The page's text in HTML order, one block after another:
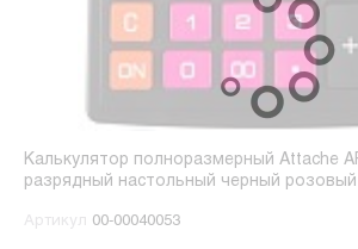
Калькулятор полноразмерный Attache
разрядный настольный черный розовый
Артикул 00-00040053